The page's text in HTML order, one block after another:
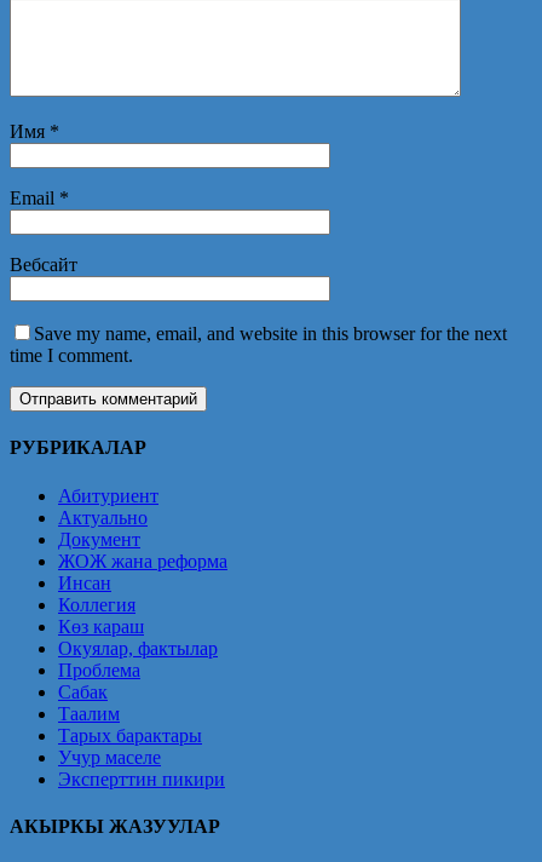
Имя *
Email *
Вебсайт
Save my name, email, and website in this browser for the next
time I comment.
РУБРИКАЛАР
Абитуриент
Актуально
Документ
ЖОЖ жана реформа
Инсан
Коллегия
Көз караш
Окуялар, фактылар
Проблема
Сабак
Таалим
Тарых барактары
Учур маселе
Эксперттин пикири
АКЫРКЫ ЖАЗУУЛАР